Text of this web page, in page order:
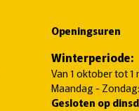
Openingsuren
Winterperiode:
Van 1 oktober tot 1
Maandag -
Gesloten op